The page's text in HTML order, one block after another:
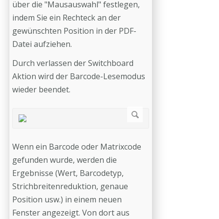
über die "Mausauswahl" festlegen,
indem Sie ein Rechteck an der
gewünschten Position in der PDF-
Datei aufziehen.
Durch verlassen der Switchboard
Aktion wird der Barcode-Lesemodus
wieder beendet.
Wenn ein Barcode oder Matrixcode
gefunden wurde, werden die
Ergebnisse (Wert, Barcodetyp,
Strichbreitenreduktion, genaue
Position usw.) in einem neuen
Fenster angezeigt. Von dort aus